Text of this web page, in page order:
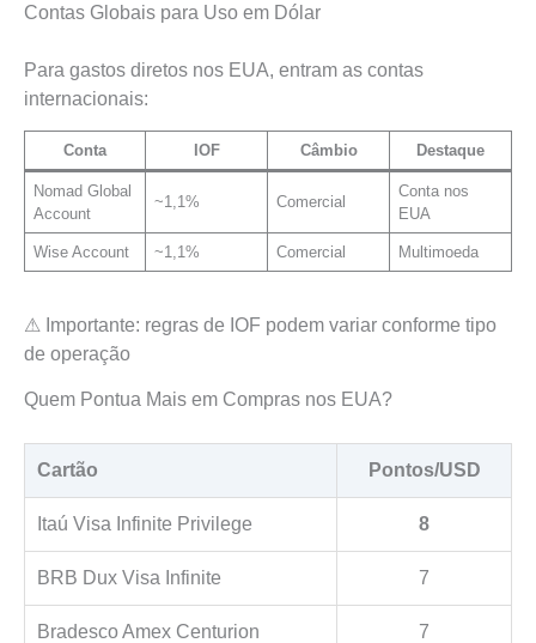
Contas Globais para Uso em Dólar
Para gastos diretos nos EUA, entram as contas
internacionais:
Conta IOF Câmbio Destaque
Nomad Global
Account
~1,1% Comercial
Conta nos
EUA
Wise Account ~1,1% Comercial Multimoeda
⚠ Importante: regras de IOF podem variar conforme tipo
de operação
Quem Pontua Mais em Compras nos EUA?
Cartão Pontos/USD
Itaú Visa Infinite Privilege 8
BRB Dux Visa Infinite 7
Bradesco Amex Centurion 7